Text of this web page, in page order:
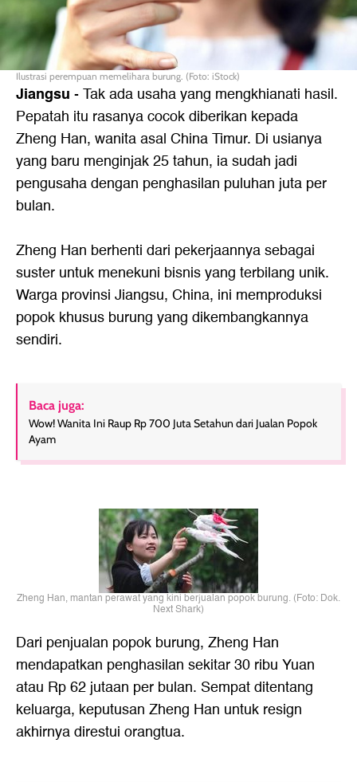
Ilustrasi perempuan memelihara burung. (Foto: iStock)
Jiangsu - Tak ada usaha yang mengkhianati hasil.
Pepatah itu rasanya cocok diberikan kepada
Zheng Han, wanita asal ChinaTimur. Di usianya
yang baru menginjak 25 tahun, ia sudah jadi
pengusaha dengan penghasilan puluhan juta per
bulan.
Zheng Han berhenti dari pekerjaannya sebagai
suster untuk menekuni bisnis yang terbilang unik.
Warga provinsi Jiangsu, China, ini memproduksi
popok khusus burung yang dikembangkannya
sendiri.
Baca juga:
Wow! Wanita Ini Raup Rp 700 Juta Setahun dari Jualan Popok
Ayam
Zheng Han, mantan perawat yang kini berjualan popok burung. (Foto: Dok.
Next Shark)
Dari penjualan popok burung, Zheng Han
mendapatkan penghasilan sekitar 30 ribu Yuan
atau Rp 62 jutaan per bulan. Sempat ditentang
keluarga, keputusan Zheng Han untuk resign
akhirnya direstui orangtua.